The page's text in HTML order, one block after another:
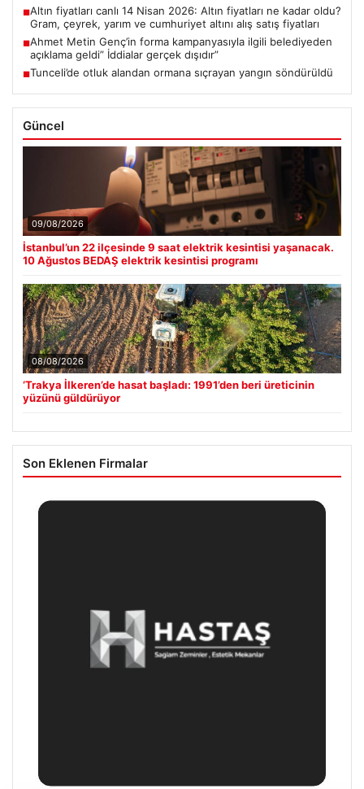
■Altın fiyatları canlı 14 Nisan 2026: Altın fiyatları ne kadar oldu?
Gram, çeyrek, yarım ve cumhuriyet altını alış satış fiyatları
■Ahmet Metin Genç’in forma kampanyasıyla ilgili belediyeden
açıklama geldi” İddialar gerçek dışıdır”
■Tunceli’de otluk alandan ormana sıçrayan yangın söndürüldü
Güncel
09/08/2026
İstanbul’un 22 ilçesinde 9 saat elektrik kesintisi yaşanacak.
10 Ağustos BEDAŞ elektrik kesintisi programı
08/08/2026
‘Trakya İlkeren’de hasat başladı: 1991’den beri üreticinin
yüzünü güldürüyor
Son Eklenen Firmalar